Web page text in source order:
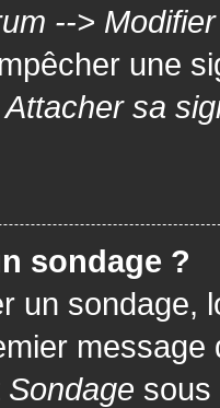
-->
une
Attacher sa
sondage ?
un sondage,
Sondage sous